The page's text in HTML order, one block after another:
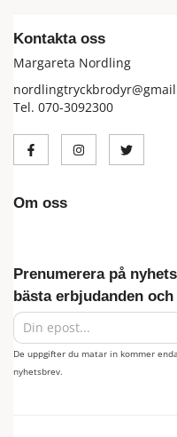
Kontakta oss
Margareta Nordling
Tel. 070-3092300
Om oss
Prenumerera på
bästa erbjudanden
De uppgifter du matar in kommer
nyhetsbrev.